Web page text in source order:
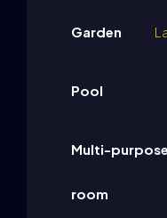
Garden
Pool
Multi-
room